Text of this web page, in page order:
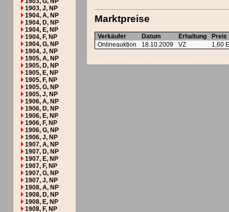
1903, J, NP
1904, A, NP
1904, D, NP
1904, E, NP
1904, F, NP
1904, G, NP
1904, J, NP
1905, A, NP
1905, D, NP
1905, E, NP
1905, F, NP
1905, G, NP
1905, J, NP
1906, A, NP
1906, D, NP
1906, E, NP
1906, F, NP
1906, G, NP
1906, J, NP
1907, A, NP
1907, D, NP
1907, E, NP
1907, F, NP
1907, G, NP
1907, J, NP
1908, A, NP
1908, D, NP
1908, E, NP
1908, F, NP
Marktpreise
Verkäufer Datum Erhaltung
Preis
Onlineauktion
18.10.2009 VZ 1,60